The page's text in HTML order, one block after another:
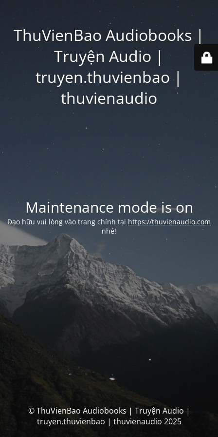
ThuVienBao Audiobooks |
Truyện Audio |
truyen.thuvienbao |
thuvienaudio
Maintenance mode is on
Đạo hữu vui lòng vào trang chính tại https://thuvienaudio.com
nhé!
© ThuVienBao Audiobooks | Truyện Audio |
truyen.thuvienbao | thuvienaudio 2025